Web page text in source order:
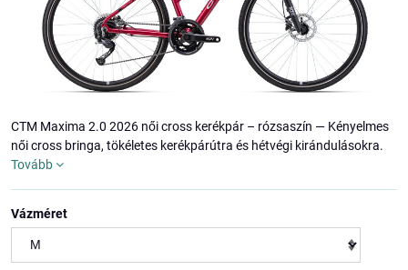
CTM Maxima 2.0 2026 női cross kerékpár – rózsaszín — Kényelmes
női cross bringa, tökéletes kerékpárútra és hétvégi kirándulásokra.
Tovább
Vázméret